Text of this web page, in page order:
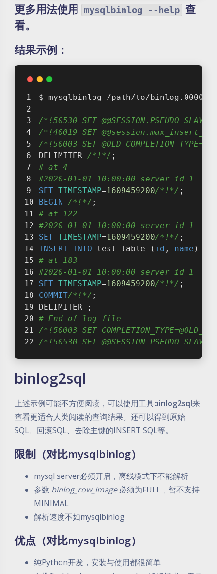
更多用法使用 mysqlbinlog --help 查
看。
结果示例：
$ mysqlbinlog /path/to/binlog.000001
/*!50530 SET
/*!40019 SET
/*!50003 SET
DELIMITER /*!*/ ;
# at 4
#2020-01-01 10:00:00 server id 1
SET TIMESTAMP=1609459200/*!*/ ;
BEGIN
/*!*/ ;
# at 122
#2020-01-01 10:00:00 server id 1
SET TIMESTAMP=1609459200/*!*/ ;
INSERT INTO test_table ( id , name )
# at 183
#2020-01-01 10:00:00 server id 1
SET TIMESTAMP=1609459200/*!*/ ;
COMMIT/*!*/ ;
DELIMITER ;
# End of log file
/*!50003 SET
/*!50530 SET
binlog2sql
上述示例可能不方便阅读，可以使用工具binlog2sql来
查看更适合人类阅读的查询结果。还可以得到原始
SQL、回滚SQL、去除主键的INSERT SQL等。
限制（对比mysqlbinlog）
mysql server必须开启，离线模式下不能解析
参数 binlog_row_image必须为FULL，暂不支持
MINIMAL
解析速度不如mysqlbinlog
优点（对比mysqlbinlog）
纯Python开发，安装与使用都很简单